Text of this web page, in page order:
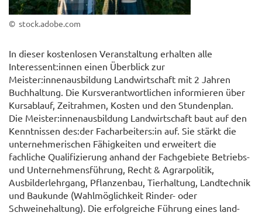
© stock.adobe.com
In dieser kostenlosen Veranstaltung erhalten alle
Interessent:innen einen Überblick zur
Meister:innenausbildung Landwirtschaft mit 2 Jahren
Buchhaltung. Die Kursverantwortlichen informieren über
Kursablauf, Zeitrahmen, Kosten und den Stundenplan.
Die Meister:innenausbildung Landwirtschaft baut auf den
Kenntnissen des:der Facharbeiters:in auf. Sie stärkt die
unternehmerischen Fähigkeiten und erweitert die
fachliche Qualifizierung anhand der Fachgebiete Betriebs-
und Unternehmensführung, Recht & Agrarpolitik,
Ausbilderlehrgang, Pflanzenbau, Tierhaltung, Landtechnik
und Baukunde (Wahlmöglichkeit Rinder- oder
Schweinehaltung). Die erfolgreiche Führung eines land-